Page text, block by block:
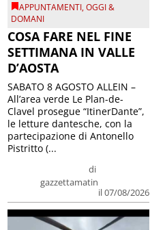
APPUNTAMENTI,OGGI &
DOMANI
COSA FARE NEL FINE
SETTIMANA IN VALLE
D’AOSTA
di
gazzettamatin
il 07/08/2026
SABATO 8 AGOSTO ALLEIN –
All’area verde Le Plan-de-
Clavel prosegue “ItinerDante”,
le letture dantesche, con la
partecipazione di Antonello
Pistritto (...